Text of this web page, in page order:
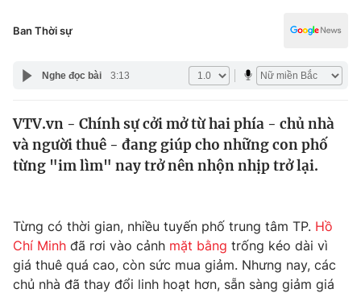
Pháp luật
Y tế
Thế giới
Tin tức
Câu chuyện quốc tế
Kinh tế
Thị trường
Góc doanh nghiệp
Dữ liệu và đời sống
Truyền hình
Công nghệ
Ban Thời sự
Nghe đọc bài 3:13
VTV.vn - Chính sự cởi mở từ hai phía - chủ nhà
và người thuê - đang giúp cho những con phố
từng "im lìm" nay trở nên nhộn nhịp trở lại.
Từng có thời gian, nhiều tuyến phố trung tâm TP. Hồ
Chí Minh đã rơi vào cảnh mặt bằng trống kéo dài vì
giá thuê quá cao, còn sức mua giảm. Nhưng nay, các
chủ nhà đã thay đổi linh hoạt hơn, sẵn sàng giảm giá